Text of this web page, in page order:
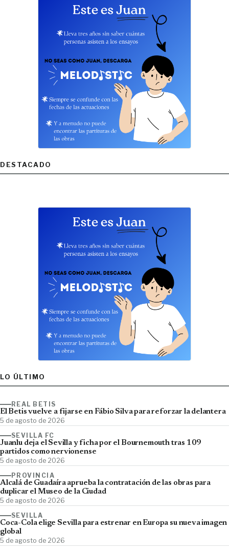
DESTACADO
LO ÚLTIMO
REAL BETIS
El Betis vuelve a fijarse en Fábio Silva para reforzar la delantera
5 de agosto de 2026
SEVILLA FC
Juanlu deja el Sevilla y ficha por el Bournemouth tras 109
partidos como nervionense
5 de agosto de 2026
PROVINCIA
Alcalá de Guadaíra aprueba la contratación de las obras para
duplicar el Museo de la Ciudad
5 de agosto de 2026
SEVILLA
Coca-Cola elige Sevilla para estrenar en Europa su nueva imagen
global
5 de agosto de 2026